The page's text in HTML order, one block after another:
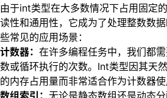
由于int类型在大多数情况下占用固定
读性和通用性，它成为了处理整数数
些常见的应用场景：
计数器： 在许多编程任务中，我们都
数或循环执行的次数。Int类型因其天
的内存占用量而非常适合作为计数器使
数组索引： 无论是静态数组还是动态